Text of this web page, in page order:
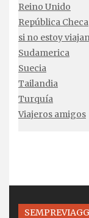
Reino Unido
República Checa
si no estoy
Sudamerica
Suecia
Tailandia
Turquía
Viajeros amigos